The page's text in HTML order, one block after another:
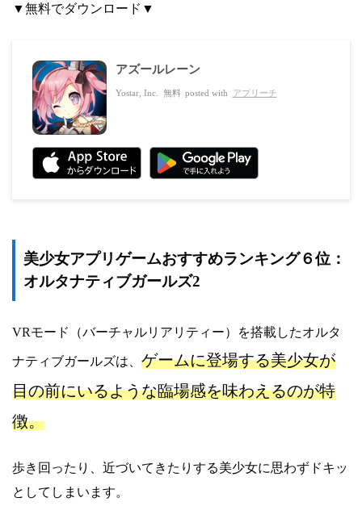
▼無料でダウンロード▼
アズールレーン
Yostar, Inc. 無料 posted with アプリーチ
美少女アプリゲームおすすめランキング６位：
オルタナティブガールズ2
VRモード（バーチャルリアリティー）を搭載したオルタ
ナティブガールズは、 ゲームに登場する美少女が
目の前にいるような臨場感を味わえるのが特
徴。
歩き回ったり、近づいてきたりする美少女に思わずドキッ
としてしまいます。